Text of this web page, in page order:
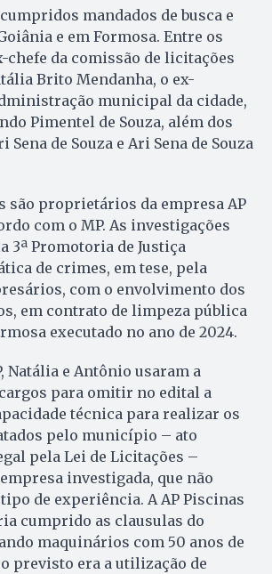
mandados de busca e
e em Formosa. Entre os
chefe da comissão de licitações
Brito Mendanha, o ex-
municipal da cidade,
Pimentel de Souza, além dos
de Souza e Ari Sena de Souza
são proprietários da empresa AP
com o MP. As investigações
3ª Promotoria de Justiça
de crimes, em tese, pela
com o envolvimento dos
em contrato de limpeza pública
executado no ano de 2024.
Natália e Antônio usaram a
para omitir no edital a
técnica para realizar os
pelo município – ato
pela Lei de Licitações –
investigada, que não
de experiência. A AP Piscinas
cumprido as clausulas do
maquinários com 50 anos de
previsto era a utilização de